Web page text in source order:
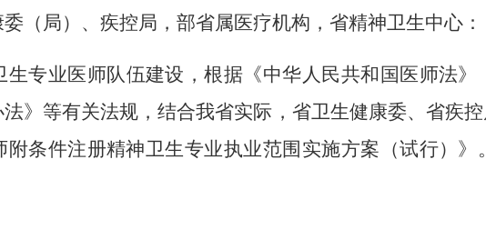
（局）、疾控局，部省属医疗机构，省精神卫生中心：
生专业医师队伍建设，根据《中华人民共和国医师法
法》等有关法规，结合我省实际，省卫生健康委、省疾
附条件注册精神卫生专业执业范围实施方案（试行）